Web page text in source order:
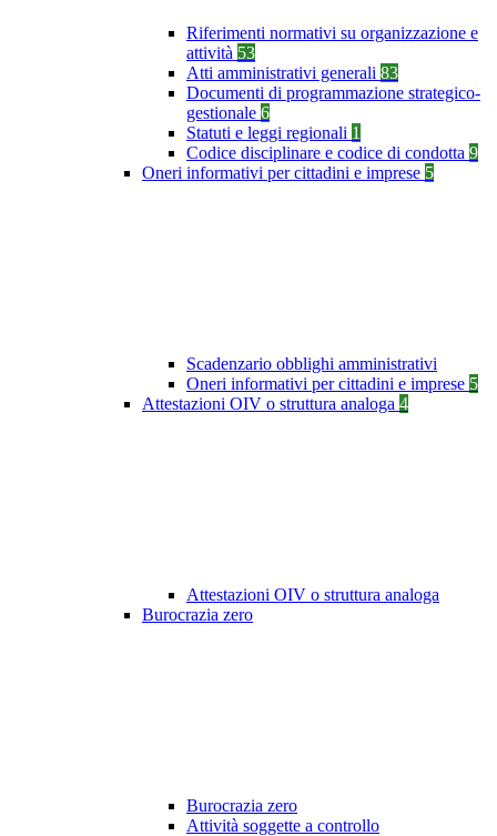
Riferimenti normativi su organizzazione e
attività 53
Atti amministrativi generali 83
Documenti di programmazione strategico-
gestionale 6
Statuti e leggi regionali 1
Codice disciplinare e codice di condotta 9
Oneri informativi per cittadini e imprese 5
Scadenzario obblighi amministrativi
Oneri informativi per cittadini e imprese 5
Attestazioni OIV o struttura analoga 4
Attestazioni OIV o struttura analoga
Burocrazia zero
Burocrazia zero
Attività soggette a controllo